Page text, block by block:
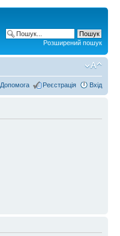
Розширений пошук
Допомога Реєстрація Вхід